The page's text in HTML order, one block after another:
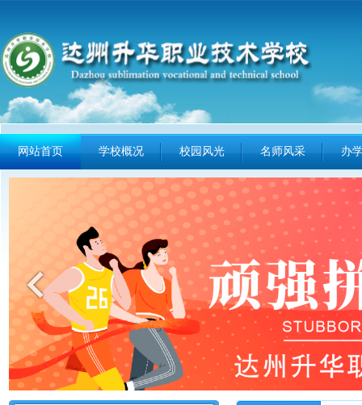
网站首页 学校概况 校园风光 名师风采 办